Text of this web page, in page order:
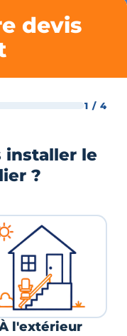
devis
1 / 4
installer le
?
l'extérieur